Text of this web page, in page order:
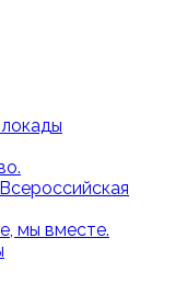
мы вместе.